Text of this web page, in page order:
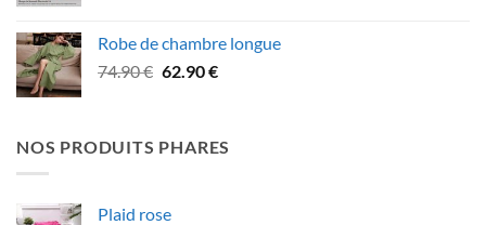
était :
34.90 €.
est :
29.90 €.
Robe de chambre longue
74.90€ Le
était :
74.90 €.
62.90€Le
est :
62.90 €.
NOS PRODUITS PHARES
Plaid rose